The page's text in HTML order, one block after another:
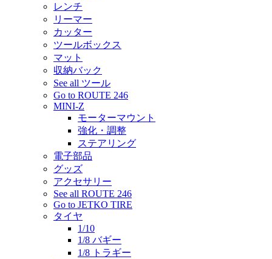
レンチ
リーマー
カッター
ツールボックス
マット
収納バック
See all ツール
Go to ROUTE 246
MINI-Z
モーターマウント
強化・調整
ステアリング
電子部品
グッズ
アクセサリー
See all ROUTE 246
Go to JETKO TIRE
タイヤ
1/10
1/8 バギー
1/8 トラギー